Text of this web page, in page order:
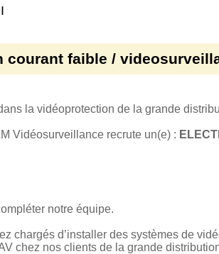
courant faible /
la vidéoprotection de la grande
Vidéosurveillance recrute un(e) :
notre équipe.
chargés d’installer des systèmes de
chez nos clients de la grande